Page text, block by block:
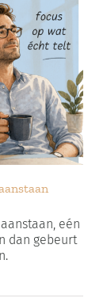
eén
dan gebeurt